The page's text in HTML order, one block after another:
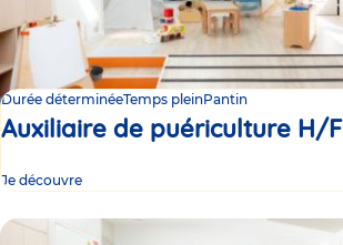
Durée déterminéeTemps pleinPantin
Auxiliaire de puériculture H/F
Je découvre